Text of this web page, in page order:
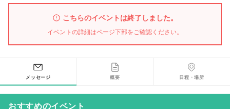
こちらのイベントは終了しました。
イベントの詳細はページ下部をご確認ください。
メッセージ 概要 日程・場所
おすすめのイベント